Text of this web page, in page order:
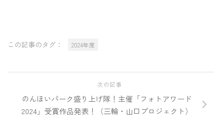
この記事のタグ： 2024年度
次の記事
のんほいパーク盛り上げ隊！主催「フォトアワード
2024」受賞作品発表！（三輪・山口プロジェクト）